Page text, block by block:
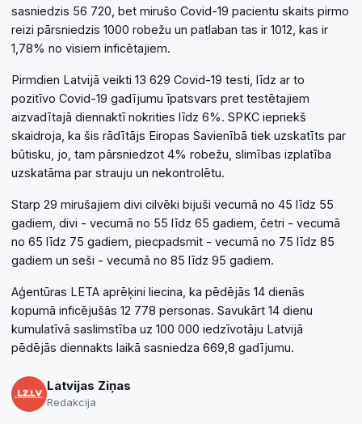
sasniedzis 56 720, bet mirušo Covid-19 pacientu skaits pirmo
reizi pārsniedzis 1000 robežu un patlaban tas ir 1012, kas ir
1,78% no visiem inficētajiem.
Pirmdien Latvijā veikti 13 629 Covid-19 testi, līdz ar to
pozitīvo Covid-19 gadījumu īpatsvars pret testētajiem
aizvadītajā diennaktī nokrities līdz 6%. SPKC iepriekš
skaidroja, ka šis rādītājs Eiropas Savienībā tiek uzskatīts par
būtisku, jo, tam pārsniedzot 4% robežu, slimības izplatība
uzskatāma par strauju un nekontrolētu.
Starp 29 mirušajiem divi cilvēki bijuši vecumā no 45 līdz 55
gadiem, divi - vecumā no 55 līdz 65 gadiem, četri - vecumā
no 65 līdz 75 gadiem, piecpadsmit - vecumā no 75 līdz 85
gadiem un seši - vecumā no 85 līdz 95 gadiem.
Aģentūras LETA aprēķini liecina, ka pēdējās 14 dienās
kopumā inficējušās 12 778 personas. Savukārt 14 dienu
kumulatīvā saslimstība uz 100 000 iedzīvotāju Latvijā
pēdējās diennakts laikā sasniedza 669,8 gadījumu.
Latvijas Ziņas
Redakcija